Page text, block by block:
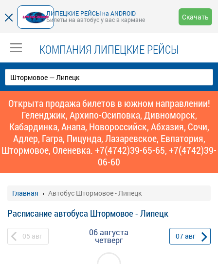
ЛИПЕЦКИЕ РЕЙСЫ на ANDROID
Билеты на автобус у вас в кармане
Скачать
КОМПАНИЯ ЛИПЕЦКИЕ РЕЙСЫ
Открыта продажа билетов в южном направлении!
Геленджик, Архипо-Осиповка, Дивноморск,
Кабардинка, Анапа, Новороссийск, Абхазия, Сочи,
Адлер, Гагра, Пицунда, Лазаревское, Евпатория,
Штормовое, Оленевка. +7(4742)39-65-65, +7(4742)39-
06-60
Главная Автобус Штормовое - Липецк
Расписание автобуса Штормовое - Липецк
05 авг 06 августа
четверг 07авг